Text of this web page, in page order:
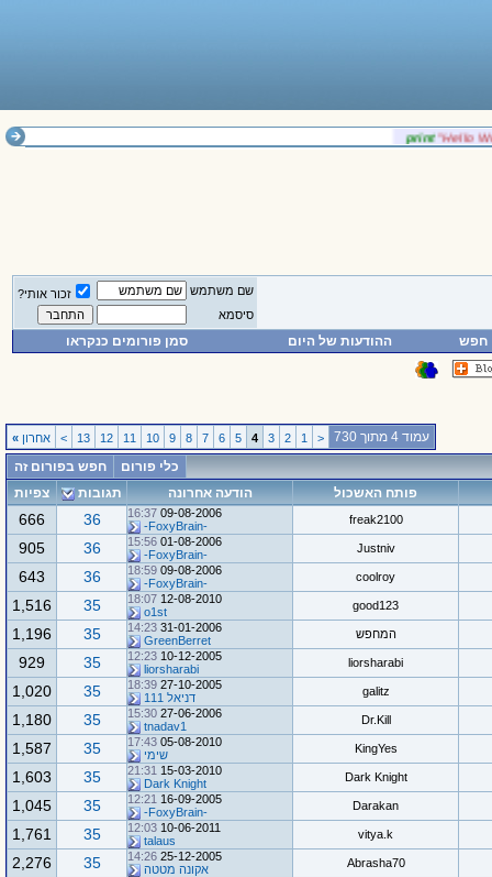
‎print ‎"Hello
שם משתמש
זכור אותי?
סיסמא
חפש ההודעות של היום סמן פורומים כנקראו
עמוד 4 מתוך 730 <
1
2
3
4
5
6
7
8
9
10
11
12
13
> אחרון »
כלי פורום
חפש בפורום זה
פותח האשכול
הודעה אחרונה תגובות צפיות
freak2100
09-08-2006
16:37
-FoxyBrain-
36
666
Justniv
01-08-2006
15:56
-FoxyBrain-
36
905
coolroy
09-08-2006
18:59
-FoxyBrain-
36
643
good123
12-08-2010
18:07
o1st
35
1,516
המחפש 31-01-2006
14:23
GreenBerret
35
1,196
liorsharabi
10-12-2005
12:23
liorsharabi
35
929
galitz
27-10-2005
18:39
דניאל 111
35
1,020
Dr.Kill
27-06-2006
15:30
tnadav1
35
1,180
KingYes
05-08-2010
17:43
שימי
35
1,587
Dark Knight
15-03-2010
21:31
Dark Knight
35
1,603
Darakan
16-09-2005
12:21
-FoxyBrain-
35
1,045
vitya.k
10-06-2011
12:03
talaus
35
1,761
Abrasha70
25-12-2005
14:26
אקונה מטטה
35
2,276